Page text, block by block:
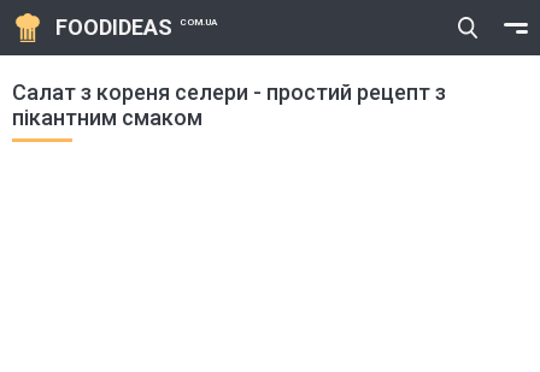
FOODIDEAS COM.UA
Салат з кореня селери - простий рецепт з
пікантним смаком